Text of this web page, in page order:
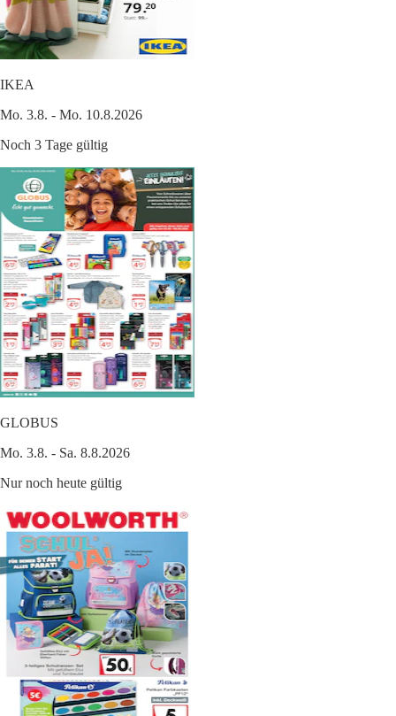
IKEA
Mo. 3.8. - Mo. 10.8.2026
Noch 3 Tage gültig
GLOBUS
Mo. 3.8. - Sa. 8.8.2026
Nur noch heute gültig